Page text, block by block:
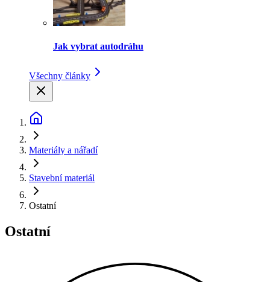
Jak vybrat autodráhu
Všechny články
Materiály a nářadí
Stavební materiál
Ostatní
Ostatní